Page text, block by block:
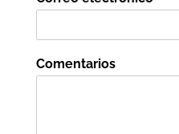
Comentarios